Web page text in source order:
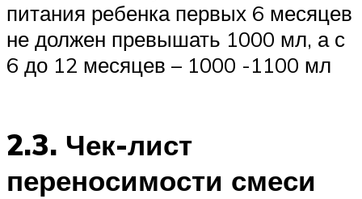
питания ребенка первых 6 месяцев
не должен превышать 1000 мл, а с
6 до 12 месяцев – 1000 -1100 мл
2.3. Чек-лист
переносимости смеси